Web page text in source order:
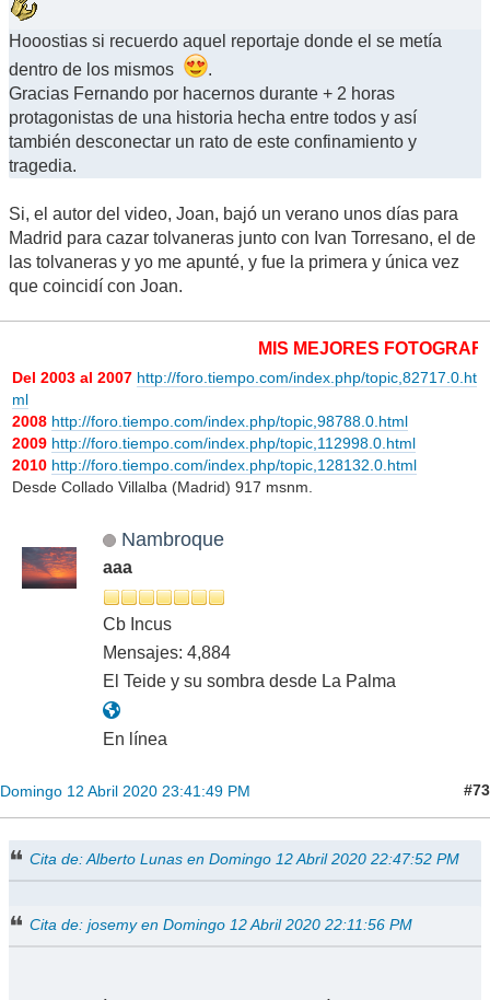
Hooostias si recuerdo aquel reportaje donde el se metía
dentro de los mismos
.
Gracias Fernando por hacernos durante + 2 horas
protagonistas de una historia hecha entre todos y así
también desconectar un rato de este confinamiento y
tragedia.
Si, el autor del video, Joan, bajó un verano unos días para
Madrid para cazar tolvaneras junto con Ivan Torresano, el de
las tolvaneras y yo me apunté, y fue la primera y única vez
que coincidí con Joan.
MIS MEJORES
Del 2003 al 2007 http://foro.tiempo.com/index.php/topic,82717.0.ht
ml
2008 http://foro.tiempo.com/index.php/topic,98788.0.html
2009 http://foro.tiempo.com/index.php/topic,112998.0.html
2010 http://foro.tiempo.com/index.php/topic,128132.0.html
Desde Collado Villalba (Madrid) 917 msnm.
Nambroque
aaa
Cb Incus
Mensajes: 4,884
El Teide y su sombra desde La Palma
En línea
Domingo 12 Abril 2020 23:41:49 PM #73
Cita de: Alberto Lunas en Domingo 12 Abril 2020 22:47:52 PM
Cita de: josemy en Domingo 12 Abril 2020 22:11:56 PM